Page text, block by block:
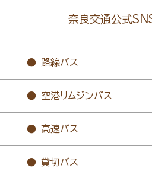
奈良交通公式
路線バス
空港リムジンバス
高速バス
貸切バス